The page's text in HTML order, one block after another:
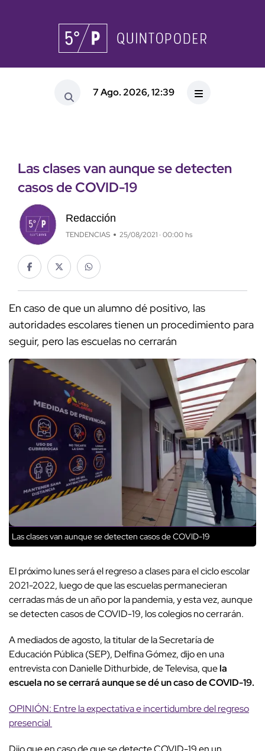
7 Ago. 2026, 12:39
Las clases van aunque se detecten
casos de COVID-19
Redacción
TENDENCIAS 25/08/2021 · 00:00 hs
En caso de que un alumno dé positivo, las
autoridades escolares tienen un procedimiento para
seguir, pero las escuelas no cerrarán
Las clases van aunque se detecten casos de COVID-19
El próximo lunes será el regreso a clases para el ciclo escolar
2021-2022, luego de que las escuelas permanecieran
cerradas más de un año por la pandemia, y esta vez, aunque
se detecten casos de COVID-19, los colegios no cerrarán.
A mediados de agosto, la titular de la Secretaría de
Educación Pública (SEP), Delfina Gómez, dijo en una
entrevista con Danielle Dithurbide, de Televisa, quela
escuela no se cerrará aunque se dé un caso de COVID-19.
OPINIÓN: Entre la expectativa e incertidumbre del regreso
presencial